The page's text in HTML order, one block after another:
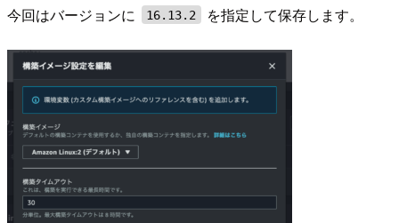
今回はバージョンに 16.13.2 を指定して保存します。